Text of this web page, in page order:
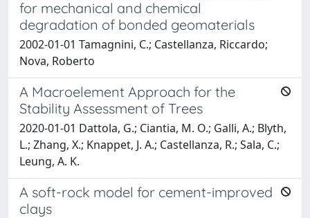
for mechanical and chemical
degradation of bonded geomaterials
2002-01-01 Tamagnini, C.; Castellanza, Riccardo;
Nova, Roberto
A Macroelement Approach for the
Stability Assessment of Trees
2020-01-01 Dattola, G.; Ciantia, M. O.; Galli, A.; Blyth,
L.; Zhang, X.; Knappet, J. A.; Castellanza, R.; Sala, C.;
Leung, A. K.
A soft-rock model for cement-improved
clays